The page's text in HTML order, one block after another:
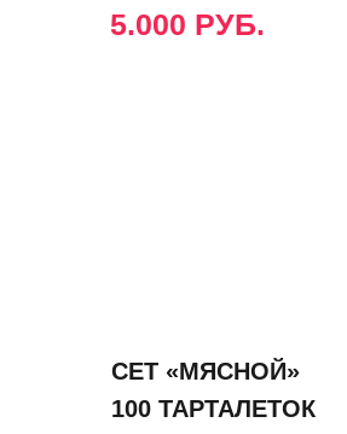
5.000 РУБ.
СЕТ «МЯСНОЙ»
100 ТАРТАЛЕТОК